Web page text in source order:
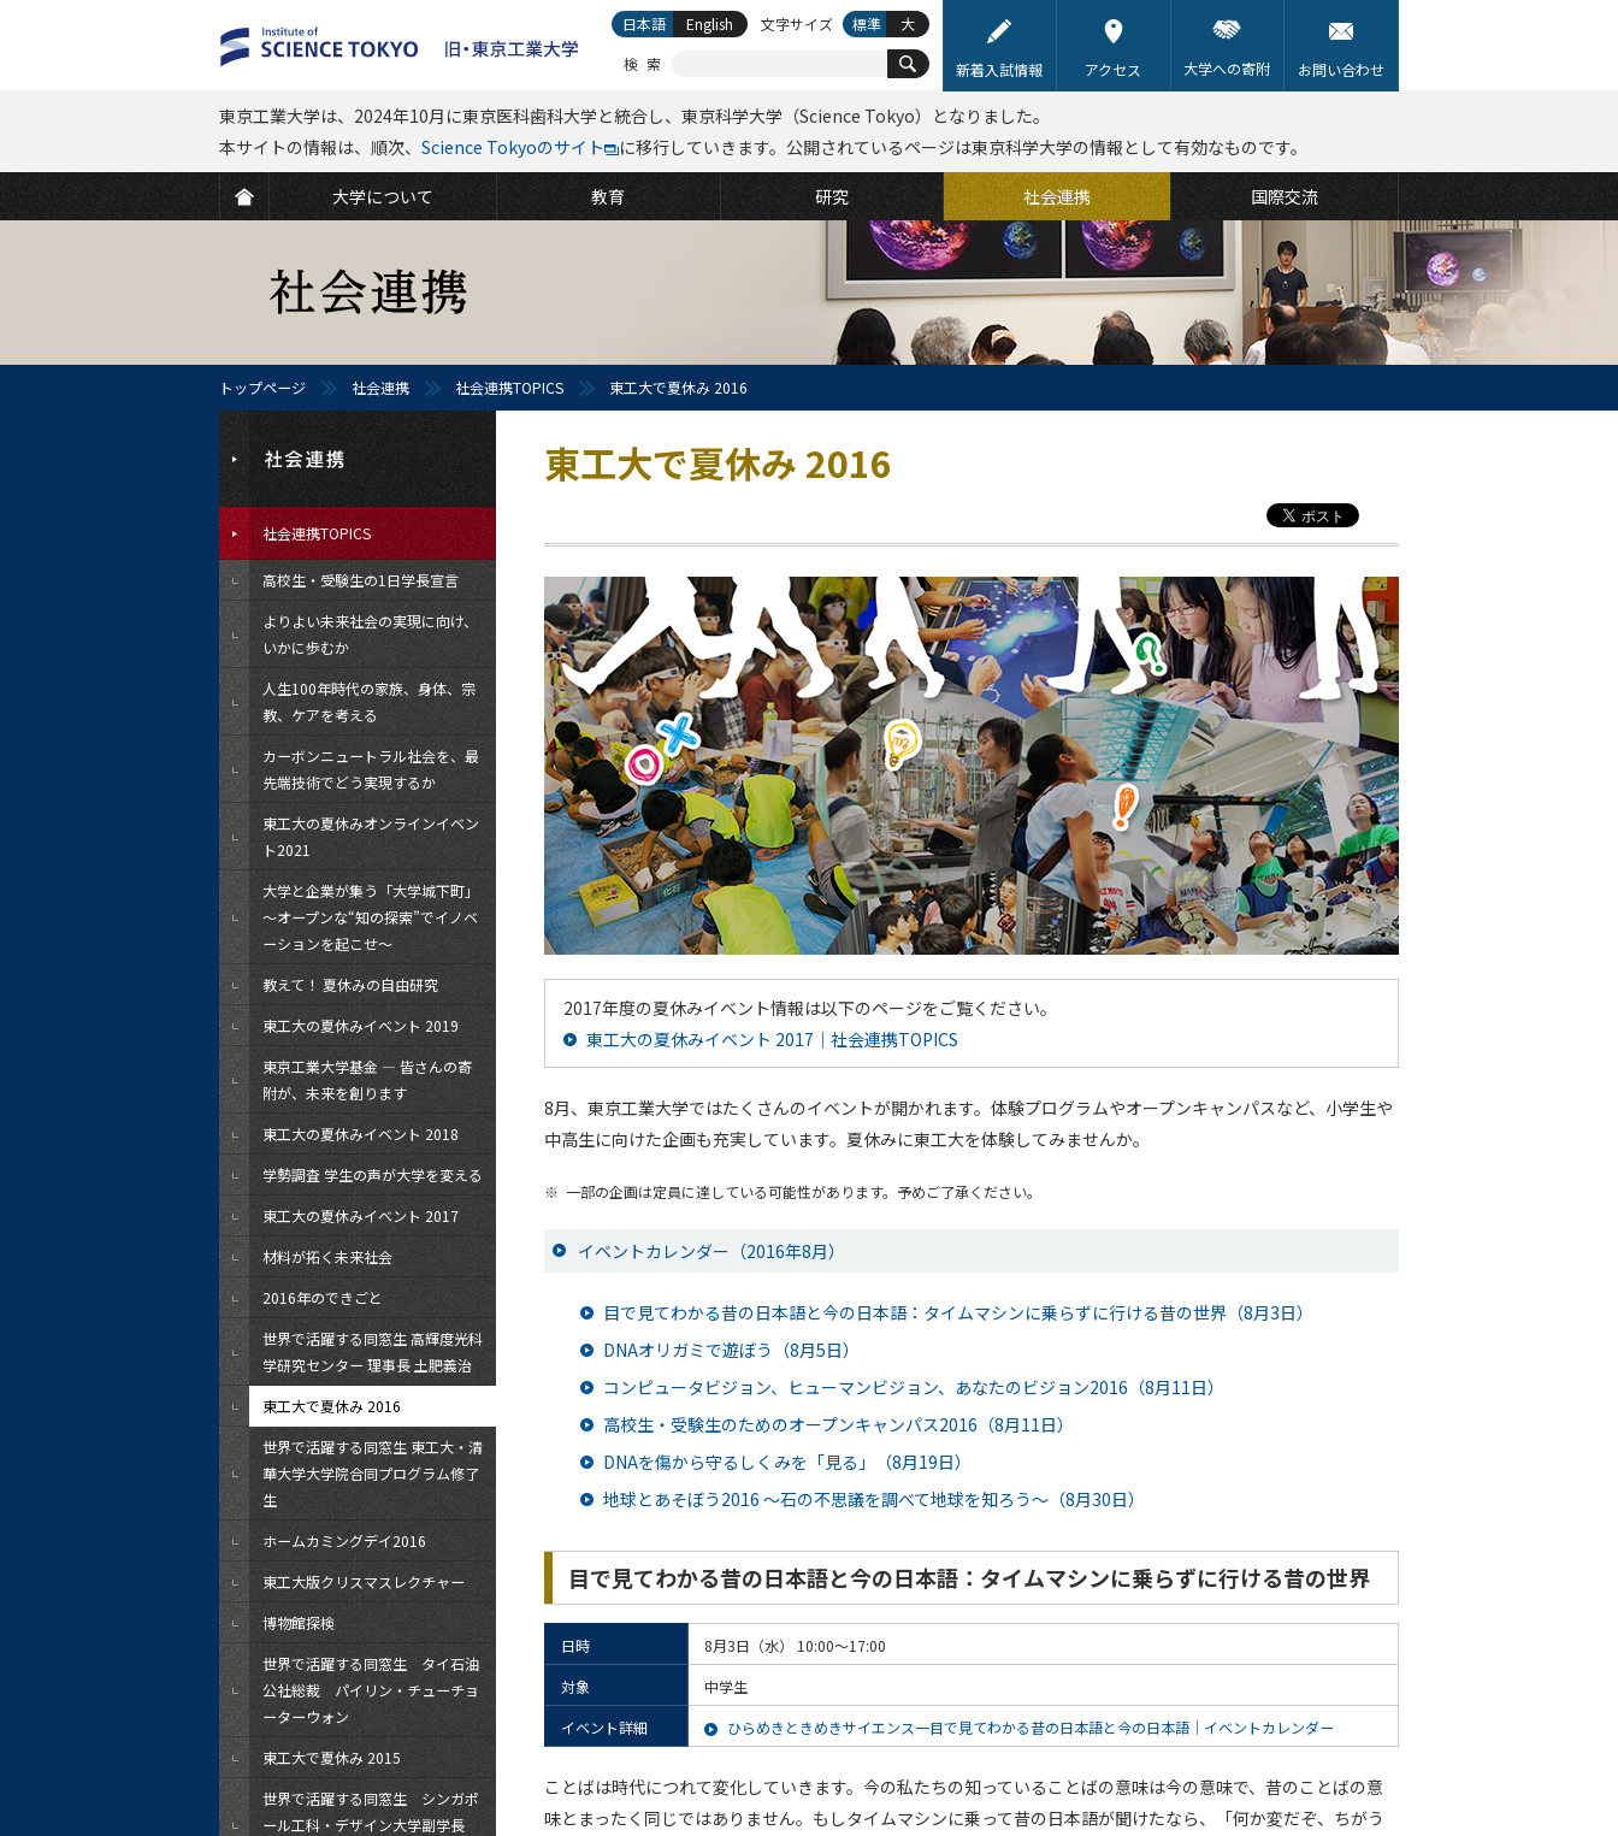
新着入試情報 アクセス 大学への寄附 お問い合わせ
大学について 教育 研究 社会連携 国際交流
東京工業大学は、2024年10月に東京医科歯科大学と統合し、東京科学大学（Science Tokyo）となりました。
本サイトの情報は、順次、 Science Tokyoのサイト に移行していきます。公開されているページは東京科学大学の情報として有効なものです。
検索
日本語 English 文字サイズ 標準 大
トップページ 社会連携 社会連携TOPICS 東工大で夏休み 2016
東工大で夏休み 2016
2017年度の夏休みイベント情報は以下のページをご覧ください。
東工大の夏休みイベント 2017｜社会連携TOPICS
8月、東京工業大学ではたくさんのイベントが開かれます。体験プログラムやオープンキャンパスなど、小学生や
中高生に向けた企画も充実しています。夏休みに東工大を体験してみませんか。
※ 一部の企画は定員に達している可能性があります。予めご了承ください。
イベントカレンダー（2016年8月）
目で見てわかる昔の日本語と今の日本語：タイムマシンに乗らずに行ける昔の世界（8月3日）
DNAオリガミで遊ぼう（8月5日）
コンピュータビジョン、ヒューマンビジョン、あなたのビジョン2016（8月11日）
高校生・受験生のためのオープンキャンパス2016（8月11日）
DNAを傷から守るしくみを「見る」（8月19日）
地球とあそぼう2016 ～石の不思議を調べて地球を知ろう～（8月30日）
目で見てわかる昔の日本語と今の日本語：タイムマシンに乗らずに行ける昔の世界
日時
8月3日（水） 10:00～17:00
対象
中学生
イベント詳細
ひらめきときめきサイエンス一目で見てわかる昔の日本語と今の日本語｜イベントカレンダー
ことばは時代につれて変化していきます。今の私たちの知っていることばの意味は今の意味で、昔のことばの意
味とまったく同じではありません。もしタイムマシンに乗って昔の日本語が聞けたなら、「何か変だぞ、ちがう
社会連携TOPICS
高校生・受験生の1日学長宣言
よりよい未来社会の実現に向け、
いかに歩むか
人生100年時代の家族、身体、宗
教、ケアを考える
カーボンニュートラル社会を、最
先端技術でどう実現するか
東工大の夏休みオンラインイベン
ト2021
大学と企業が集う「大学城下町」
～オープンな“知の探索”でイノベ
ーションを起こせ～
教えて！ 夏休みの自由研究
東工大の夏休みイベント 2019
東京工業大学基金 ― 皆さんの寄
附が、未来を創ります
東工大の夏休みイベント 2018
学勢調査 学生の声が大学を変える
東工大の夏休みイベント 2017
材料が拓く未来社会
2016年のできごと
世界で活躍する同窓生 高輝度光科
学研究センター 理事長 土肥義治
東工大で夏休み 2016
世界で活躍する同窓生 東工大・清
華大学大学院合同プログラム修了
生
ホームカミングデイ2016
東工大版クリスマスレクチャー
博物館探検
世界で活躍する同窓生 タイ石油
公社総裁 パイリン・チューチョ
ーターウォン
東工大で夏休み 2015
世界で活躍する同窓生 シンガポ
ール工科・デザイン大学副学長